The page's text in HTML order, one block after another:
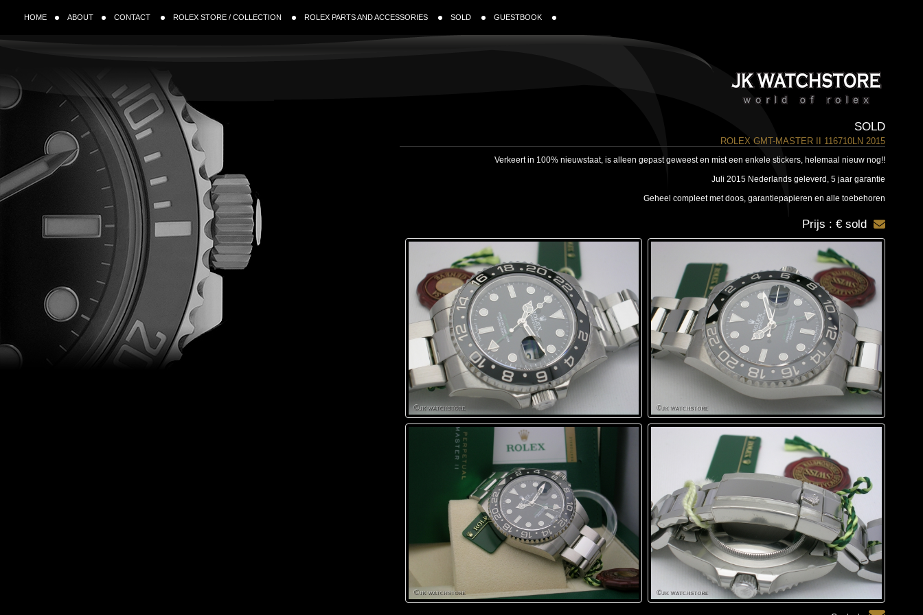
HOME ABOUT CONTACT ROLEX STORE / COLLECTION ROLEX PARTS AND ACCESSORIES SOLD GUESTBOOK
SOLD
ROLEX GMT-MASTER II 116710LN 2015
Verkeert in 100% nieuwstaat, is alleen gepast geweest en mist een enkele stickers, helemaal nieuw nog!!
Juli 2015 Nederlands geleverd, 5 jaar garantie
Geheel compleet met doos, garantiepapieren en alle toebehoren
Prijs : € sold